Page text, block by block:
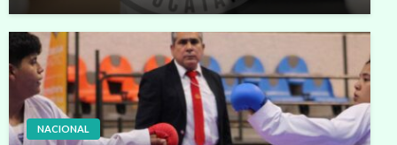
NACIONAL